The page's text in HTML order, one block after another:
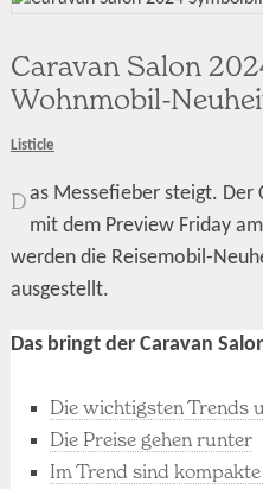
Caravan Salon
Wohnmobil-
Listicle
Das Messefieber steigt. Der
mit dem Preview Friday
werden die Reisemobil-
ausgestellt.
Das bringt der Caravan
Die wichtigsten Trends
Die Preise gehen runter
Im Trend sind